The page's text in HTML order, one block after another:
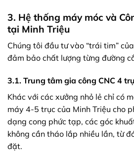
3. Hệ thống máy móc và
tại Minh Triệu
Chúng tôi đầu tư vào “trái tim”
đảm bảo chất lượng từng đường
3.1. Trung tâm gia công CNC 4
Khác với các xưởng nhỏ lẻ chỉ có
máy 4-5 trục của Minh Triệu cho
dạng cong phức tạp, các góc
không cần tháo lắp nhiều lần, từ
đặt.